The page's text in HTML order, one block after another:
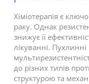
Хіміотерапія є
раку. Однак
знижує її
лікуванні.
до різних типів
структурою та